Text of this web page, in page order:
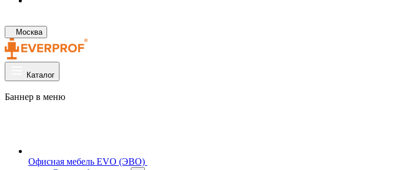
Москва
Каталог
Баннер в меню
Офисная мебель EVO (ЭВО)